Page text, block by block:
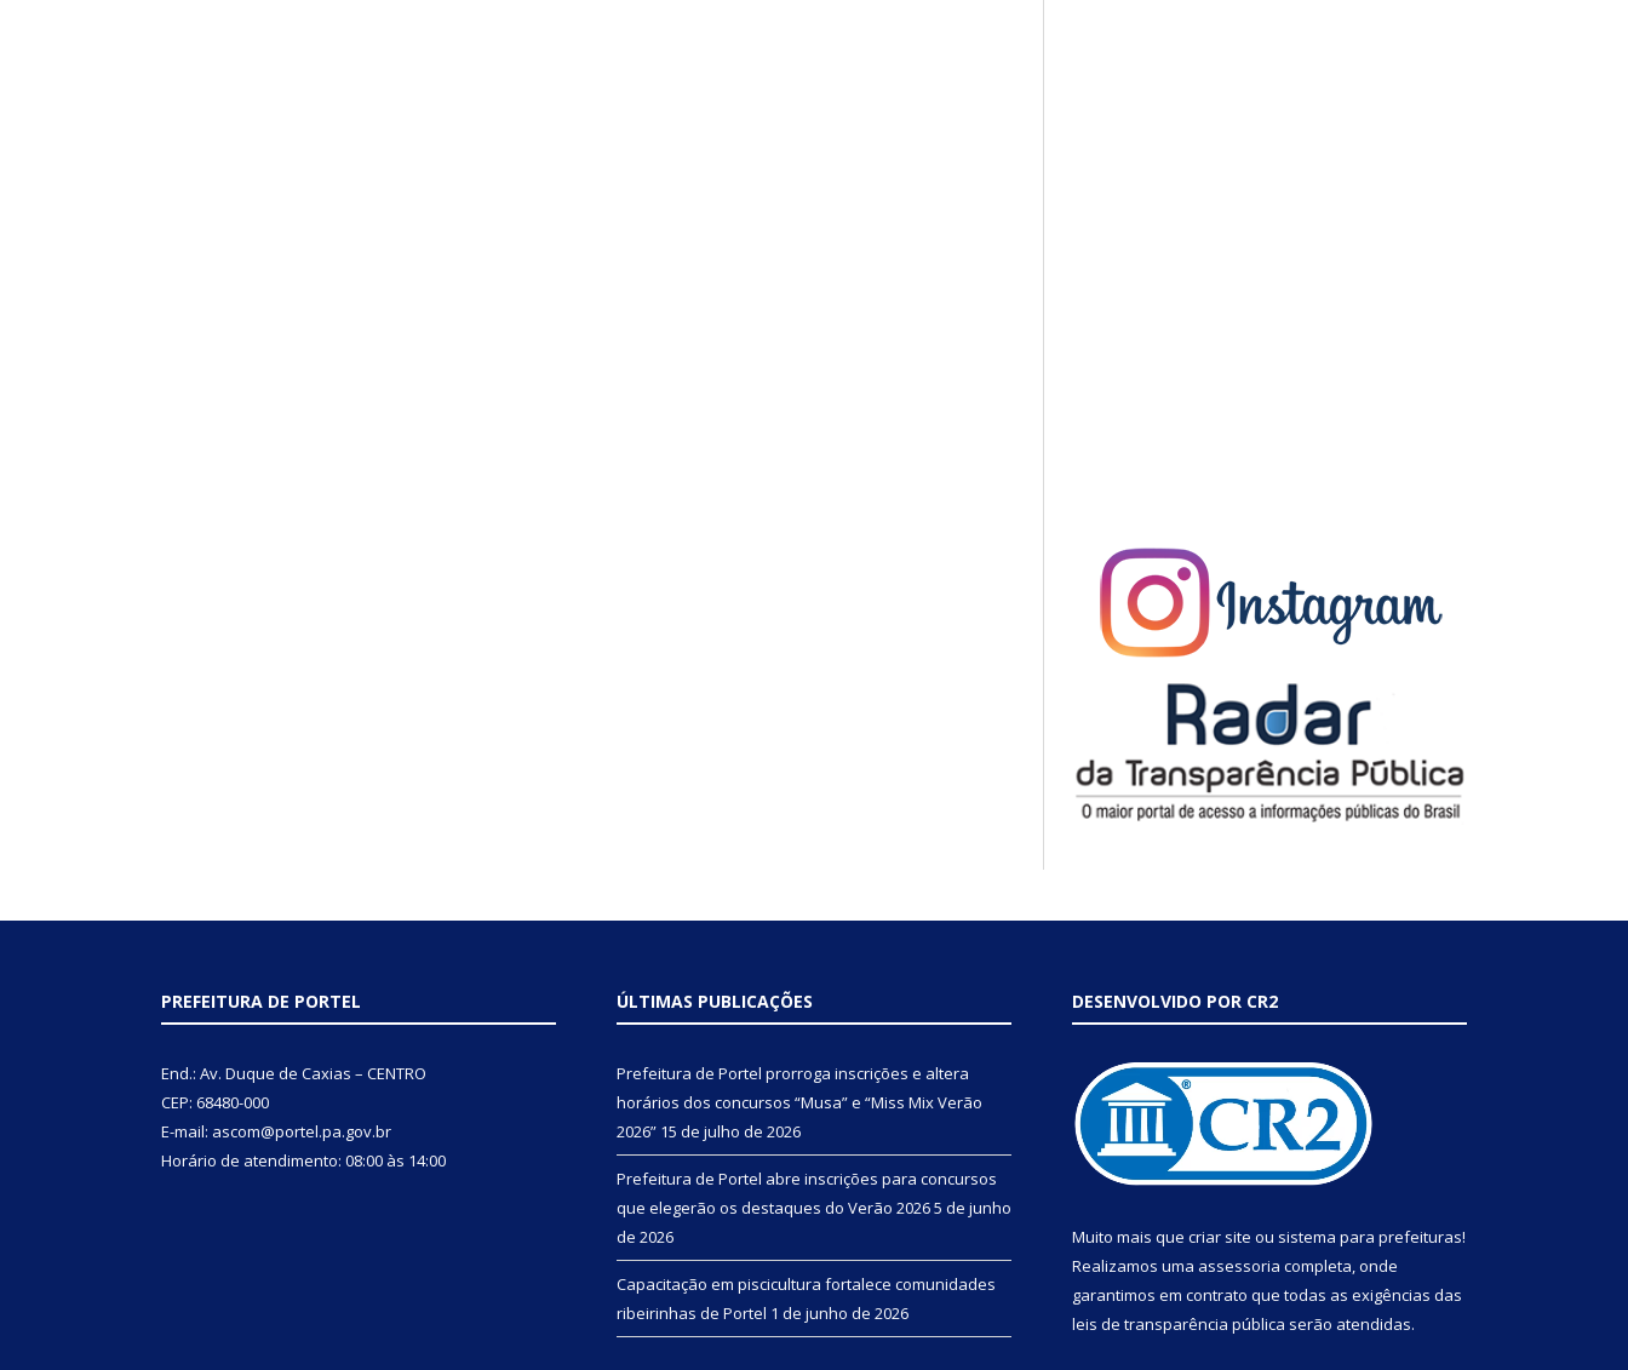
PREFEITURA DE PORTEL
End.: Av. Duque de Caxias – CENTRO
CEP: 68480-000
E-mail: ascom@portel.pa.gov.br
Horário de atendimento: 08:00 às 14:00
ÚLTIMAS PUBLICAÇÕES
Prefeitura de Portel prorroga inscrições e altera
horários dos concursos “Musa” e “Miss Mix Verão
2026” 15 de julho de 2026
Prefeitura de Portel abre inscrições para concursos
que elegerão os destaques do Verão 20265 de junho
de 2026
Capacitação em piscicultura fortalece comunidades
ribeirinhas de Portel 1 de junho de 2026
DESENVOLVIDO POR CR2
Muito mais que criar site ou sistema para prefeituras!
Realizamos uma assessoria completa, onde
garantimos em contrato que todas as exigências das
leis de transparência pública serão atendidas.